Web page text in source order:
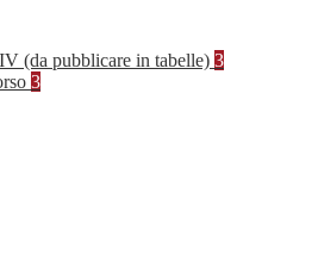
(da pubblicare in tabelle) 3
3